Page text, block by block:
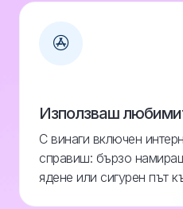
Използваш
С винаги включен
справиш: бързо
ядене или сигурен път